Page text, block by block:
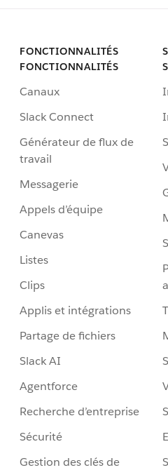
FONCTIONNALITÉS
FONCTIONNALITÉS
Canaux
Slack Connect
Générateur de flux de
travail
Messagerie
Appels d’équipe
Canevas
Listes
Clips
Applis et intégrations
Partage de fichiers
Slack AI
Agentforce
Recherche d’entreprise
Sécurité
Gestion des clés de